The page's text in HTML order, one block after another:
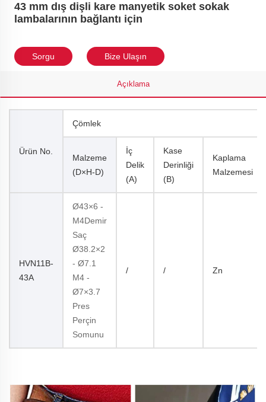
43 mm dış dişli kare manyetik soket sokak
lambalarının bağlantı için
Sorgu Bize Ulaşın
Açıklama
Ürün No.
Çömlek
Malzeme
(D×H-D)
İç
Delik
(a)
Kase
Derinliği
(b)
Kaplama
Malzemesi
HVN11B-
43A
Ø43×6 -
M4Demir
Saç
Ø38.2×2
- Ø7.1
M4 -
Ø7×3.7
Pres
Perçin
Somunu
/ / Zn